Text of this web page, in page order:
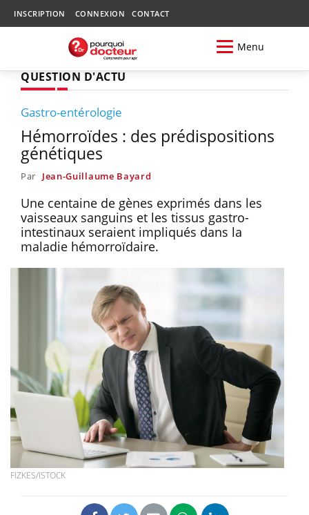
INSCRIPTION CONNEXION CONTACT
Menu
QUESTION D'ACTU
Gastro-entérologie
Hémorroïdes : des prédispositions
génétiques
Par Jean-Guillaume Bayard
Une centaine de gènes exprimés dans les
vaisseaux sanguins et les tissus gastro-
intestinaux seraient impliqués dans la
maladie hémorroïdaire.
FIZKES/ISTOCK